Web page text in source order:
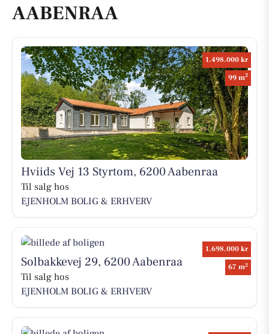
AABENRAA
1.498.000 kr
99 m2
Hviids Vej 13 Styrtom, 6200 Aabenraa
Til salg hos
EJENHOLM BOLIG & ERHVERV
1.698.000 kr
67 m2
Solbakkevej 29, 6200 Aabenraa
Til salg hos
EJENHOLM BOLIG & ERHVERV